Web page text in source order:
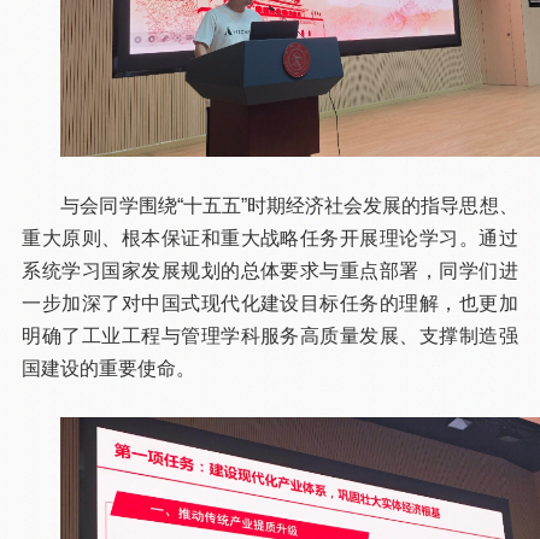
与会同学围绕“十五五”时期经济社会发展的指导思想、
重大原则、根本保证和重大战略任务开展理论学习。通过
系统学习国家发展规划的总体要求与重点部署，同学们进
一步加深了对中国式现代化建设目标任务的理解，也更加
明确了工业工程与管理学科服务高质量发展、支撑制造强
国建设的重要使命。